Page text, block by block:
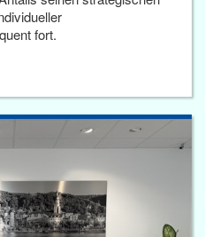
fort.